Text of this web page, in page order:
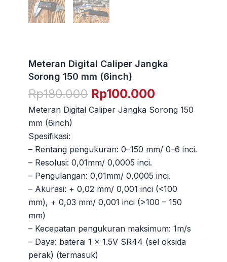
Meteran Digital Caliper Jangka
Sorong 150 mm (6inch)
Rp180.000 Harga
aslinya
Rp100.000
saat
Rp100.000.
Meteran Digital Caliper Jangka Sorong 150
mm (6inch)
Spesifikasi:
– Rentang pengukuran: 0–150 mm/ 0–6 inci.
– Resolusi: 0,01mm/ 0,0005 inci.
– Pengulangan: 0,01mm/ 0,0005 inci.
– Akurasi: + 0,02 mm/ 0,001 inci (<100
mm), + 0,03 mm/ 0,001 inci (>100 – 150
mm)
– Kecepatan pengukuran maksimum: 1m/s
– Daya: baterai 1 x 1.5V SR44 (sel oksida
perak) (termasuk)